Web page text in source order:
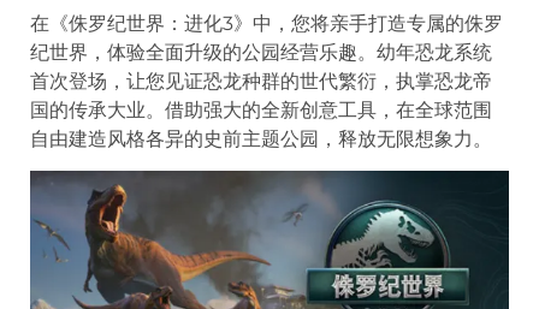
在《侏罗纪世界：进化3》中，您将亲手打造专属的侏罗
纪世界，体验全面升级的公园经营乐趣。幼年恐龙系统
首次登场，让您见证恐龙种群的世代繁衍，执掌恐龙帝
国的传承大业。借助强大的全新创意工具，在全球范围
自由建造风格各异的史前主题公园，释放无限想象力。